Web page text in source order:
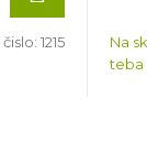
1215
Na
teba